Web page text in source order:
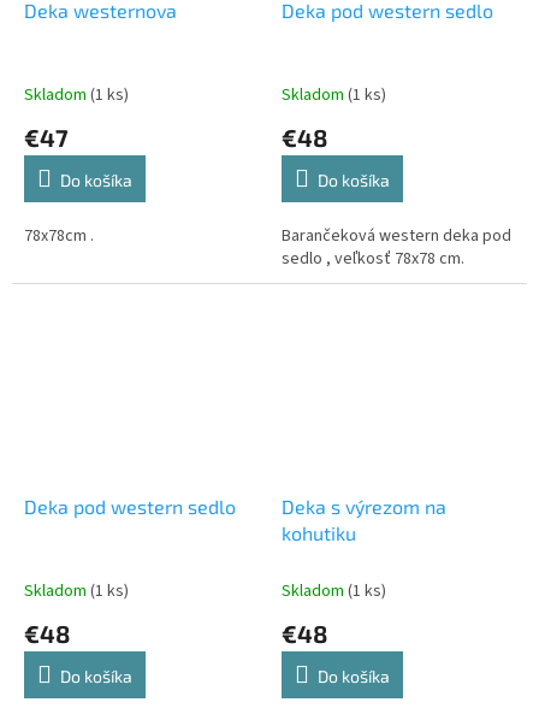
Deka westernova
Skladom (1 ks)
€47
Do košíka
78x78cm .
Deka pod western sedlo
Skladom (1 ks)
€48
Do košíka
Barančeková western deka pod
sedlo , veľkosť 78x78 cm.
Deka pod western sedlo
Skladom (1 ks)
€48
Do košíka
Deka s výrezom na
kohutiku
Skladom (1 ks)
€48
Do košíka